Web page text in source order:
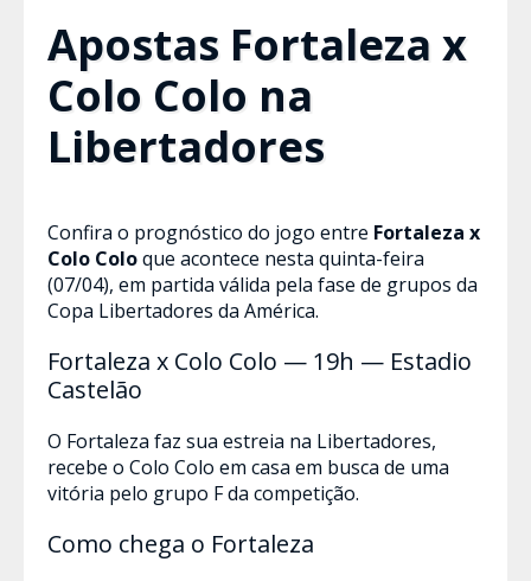
Apostas Fortaleza x
Colo Colo na
Libertadores
Confira o prognóstico do jogo entre Fortaleza x
Colo Coloque acontece nesta quinta-feira
(07/04), em partida válida pela fase de grupos da
Copa Libertadores da América.
Fortaleza x Colo Colo — 19h — Estadio
Castelão
O Fortaleza faz sua estreia na Libertadores,
recebe o Colo Colo em casa em busca de uma
vitória pelo grupo F da competição.
Como chega o Fortaleza